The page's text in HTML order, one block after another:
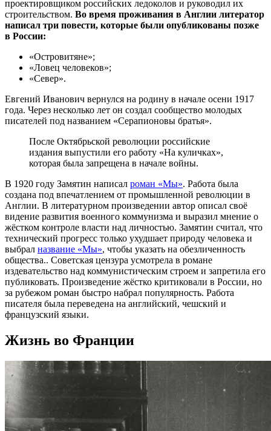
проектировщиком российских ледоколов и руководил их
строительством. Во время проживания в Англии литератор
написал три повести, которые были опубликованы позже
в России:
«Островитяне»;
«Ловец человеков»;
«Север».
Евгений Иванович вернулся на родину в начале осени 1917
года. Через несколько лет он создал сообщество молодых
писателей под названием «Серапионовы братья».
После Октябрьской революции российские
издания выпустили его работу «На куличках»,
которая была запрещена в начале войны.
В 1920 году Замятин написал роман «Мы». Работа была
создана под впечатлением от промышленной революции в
Англии. В литературном произведении автор описал своё
видение развития военного коммунизма и выразил мнение о
жёстком контроле власти над личностью. Замятин считал, что
технический прогресс только ухудшает природу человека и
выбрал название «Мы», чтобы указать на обезличенность
общества.. Советская цензура усмотрела в романе
издевательство над коммунистическим строем и запретила его
публиковать. Произведение жёстко критиковали в России, но
за рубежом роман быстро набрал популярность. Работа
писателя была переведена на английский, чешский и
французский языки.
Жизнь во Франции